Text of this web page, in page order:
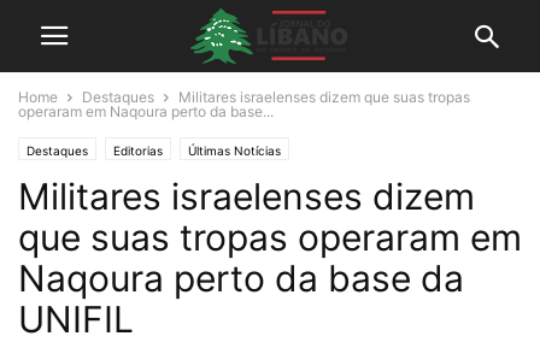
Home Destaques
Militares israelenses dizem que suas tropas
operaram em Naqoura perto da base...
Destaques Editorias Últimas Notícias
Militares israelenses dizem
que suas tropas operaram em
Naqoura perto da base da
UNIFIL